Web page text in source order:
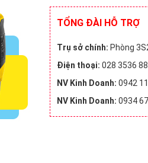
500,000 - 1 triệu VNĐ (19) 1
20 triệu VNĐ (1) Chưa
TỔNG ĐÀI HỖ TRỢ
Trụ sở chính: Phòng
Điện thoại: 028 3536
NV Kinh Doanh: 0942
NV Kinh Doanh: 0934